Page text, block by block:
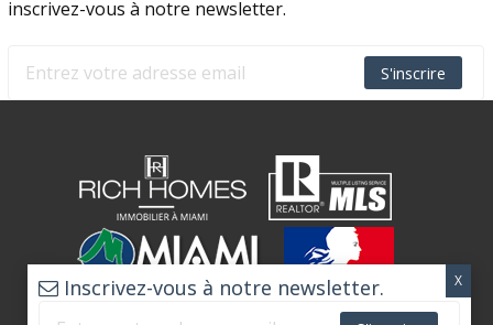
inscrivez-vous à notre newsletter.
S'inscrire